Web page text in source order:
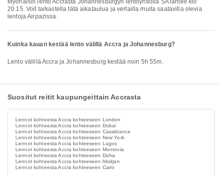
Myöhäisin lento Accrasta Johannesburgyn lentoyhtiöllä SA lähtee klo
20.15. Voit tarkastella tätä aikataulua ja vertailla muita saatavilla olevia
lentoja Airpazissa.
Kuinka kauan kestää lento välillä Accra ja Johannesburg?
Lento välillä Accra ja Johannesburg kestää noin 5h 55m.
Suositut reitit kaupungeittain Accrasta
Lennot kohteesta Accra kohteeseen London
Lennot kohteesta Accra kohteeseen Dubai
Lennot kohteesta Accra kohteeseen Casablanca
Lennot kohteesta Accra kohteeseen New York
Lennot kohteesta Accra kohteeseen Lagos
Lennot kohteesta Accra kohteeseen Monrovia
Lennot kohteesta Accra kohteeseen Doha
Lennot kohteesta Accra kohteeseen Abidjan
Lennot kohteesta Accra kohteeseen Cairo